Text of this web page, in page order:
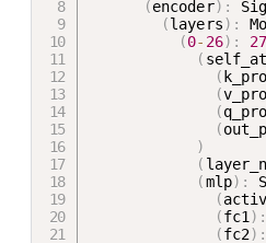
(encoder) :
(layers) :
(0- 26) : 27
(
(
(
(
(
)
(
(mlp) :
(
(fc1 ) :
(fc2) :